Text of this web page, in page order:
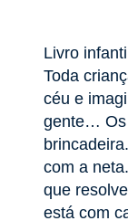
Livro
Toda
céu e
gente… Os
com a
que
está com